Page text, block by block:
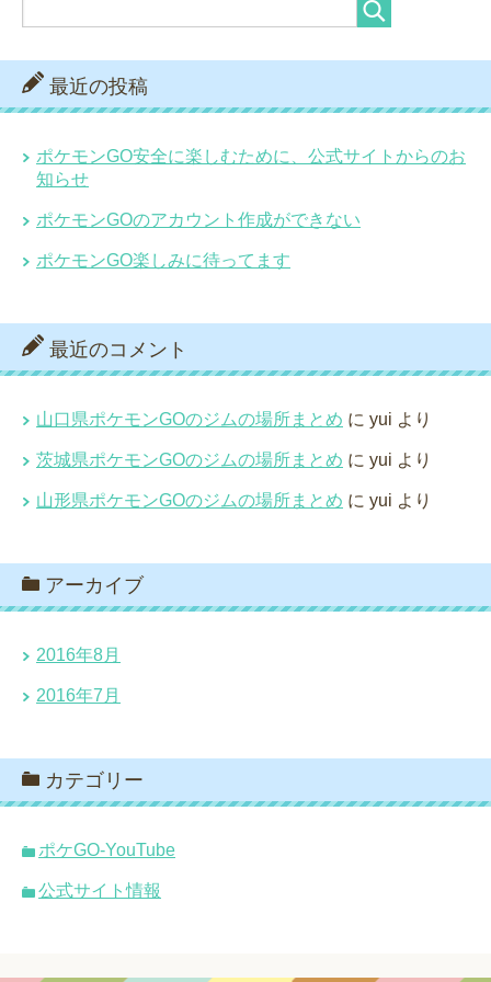
最近の投稿
ポケモンGO安全に楽しむために、公式サイトからのお
知らせ
ポケモンGOのアカウント作成ができない
ポケモンGO楽しみに待ってます
最近のコメント
山口県ポケモンGOのジムの場所まとめ に yui より
茨城県ポケモンGOのジムの場所まとめ に yui より
山形県ポケモンGOのジムの場所まとめ に yui より
アーカイブ
2016年8月
2016年7月
カテゴリー
ポケGO-YouTube
公式サイト情報